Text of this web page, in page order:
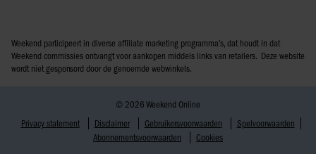
Weekend participeert in diverse affiliate marketing programma’s, dat houdt in dat
Weekend commissies ontvangt voor aankopen middels links van retailers. Deze website
wordt niet gesponsord door de genoemde webwinkels.
© 2026 Weekend Online
Privacy statement
Disclaimer Gebruikersvoorwaarden
Spelvoorwaarden
Abonnementsvoorwaarden
Cookies